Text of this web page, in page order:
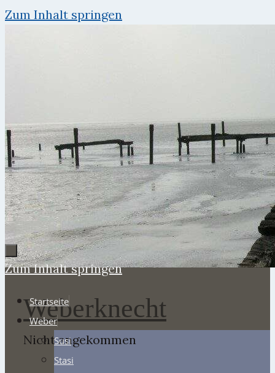
Zum Inhalt springen
Weberknecht
Nicht angekommen
Zum Inhalt springen
Startseite
Weber
Susi
Stasi